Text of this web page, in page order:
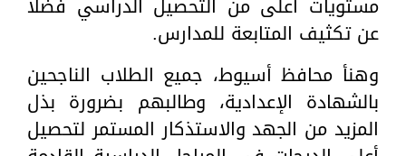
عن تكثيف المتابعة للمدارس.
وهنأ محافظ أسيوط، جميع الطلاب الناجحين
بالشهادة الإعدادية، وطالبهم بضرورة بذل
المزيد من الجهد والاستذكار المستمر لتحصيل